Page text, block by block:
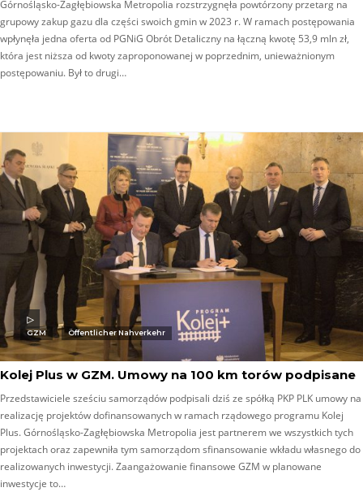
Górnośląsko-Zagłębiowska Metropolia rozstrzygnęła powtórzony przetarg na
grupowy zakup gazu dla części swoich gmin w 2023 r. W ramach postępowania
wpłynęła jedna oferta od PGNiG Obrót Detaliczny na łączną kwotę 53,9 mln zł,
która jest niższa od kwoty zaproponowanej w poprzednim, unieważnionym
postępowaniu. Był to drugi…
GZM Öffentlicher Nahverkehr
Kolej Plus w GZM. Umowy na 100 km torów podpisane
Przedstawiciele sześciu samorządów podpisali dziś ze spółką PKP PLK umowy na
realizację projektów dofinansowanych w ramach rządowego programu Kolej
Plus. Górnośląsko-Zagłębiowska Metropolia jest partnerem we wszystkich tych
projektach oraz zapewniła tym samorządom sfinansowanie wkładu własnego do
realizowanych inwestycji. Zaangażowanie finansowe GZM w planowane
inwestycje to…